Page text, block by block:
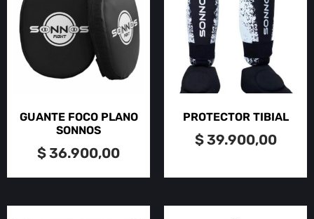
GUANTE FOCO PLANO
SONNOS
$36.900,00
PROTECTOR TIBIAL
$39.900,00